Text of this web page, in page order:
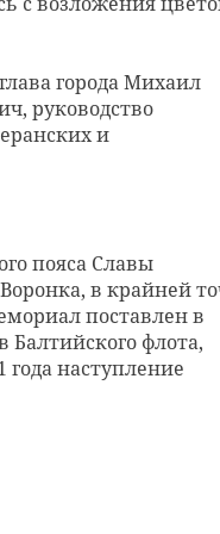
города Михаил
руководство
и
пояса Славы
в крайней
поставлен в
флота,
года наступление
начался Парад
и
части парада.
погодные
будет
на ретро-
города: 7 и
по
цветов на
большая